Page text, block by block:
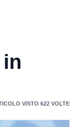
VISTO 622 VOLTE